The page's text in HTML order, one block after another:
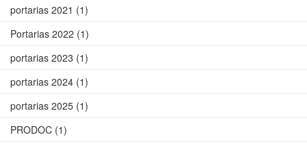
portarias 2021 (1)
Portarias 2022 (1)
portarias 2023 (1)
portarias 2024 (1)
portarias 2025 (1)
PRODOC (1)